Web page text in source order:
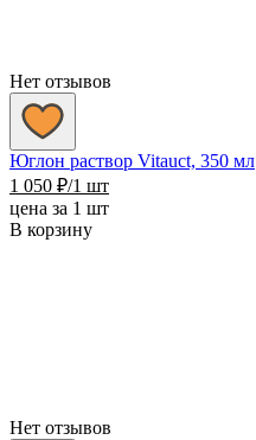
Нет отзывов
Юглон раствор Vitauct, 350 мл
1 050 ₽/1 шт
цена за 1 шт
В корзину
Нет отзывов